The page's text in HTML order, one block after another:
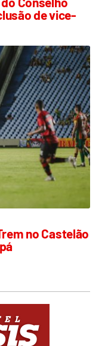
de vice-
no Castelão